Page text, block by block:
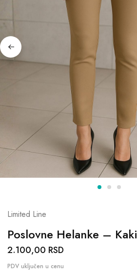
Limited Line
Poslovne Helanke – Kaki
2.100,00 RSD